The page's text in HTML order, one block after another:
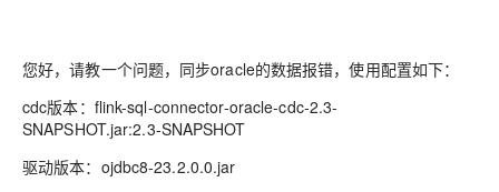
您好，请教一个问题，同步oracle的数据报错，使用配置如下：
cdc版本：flink-sql-connector-oracle-cdc-2.3-
SNAPSHOT.jar:2.3-SNAPSHOT
驱动版本：ojdbc8-23.2.0.0.jar